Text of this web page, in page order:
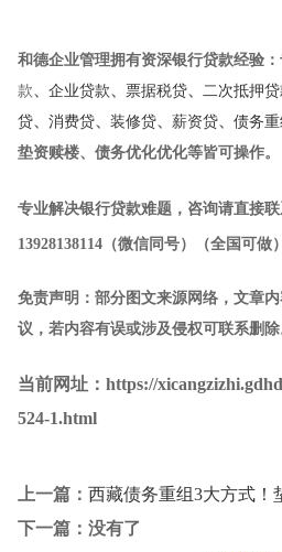
和德企业管理拥有资深银行贷款经验
款、 企业贷款、 票据税贷、 二次抵押贷
贷、 消费贷、 装修贷、 薪资贷、 债务重
垫资赎楼、债务优化优化等皆可操作。
专业解决银行贷款难题，咨询请直接
13928138114（微信同号）（全国可做）
免责声明：部分图文来源网络，文章
议，若内容有误或涉及侵权可联系删除
当前网址：https://
524-1.html
上一篇： 西藏债务重组3大方式！垫资重
下一篇：没有了